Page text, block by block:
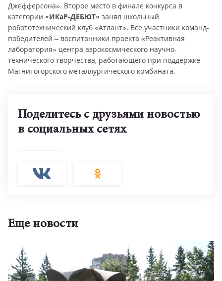
Джефферсона». Второе место в финале конкурса в
категории «ИКаР-ДЕБЮТ» занял школьный
робототехнический клуб «Атлант». Все участники команд-
победителей – воспитанники проекта «Реактивная
лаборатория» центра аэрокосмического научно-
технического творчества, работающего при поддержке
Магнитогорского металлургического комбината.
Поделитесь с друзьями новостью
в социальных сетях
Еще новости